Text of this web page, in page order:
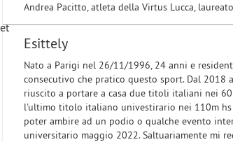
Andrea Pacitto, atleta della Virtus Lucca,
Esittely
Nato a Parigi nel 26/11/1996, 24 anni e
consecutivo che pratico questo sport. Dal
riuscito a portare a casa due titoli italiani nei
l'ultimo titolo italiano univestirario nei 110m
poter ambire ad un podio o qualche evento
universitario maggio 2022. Saltuariamente mi